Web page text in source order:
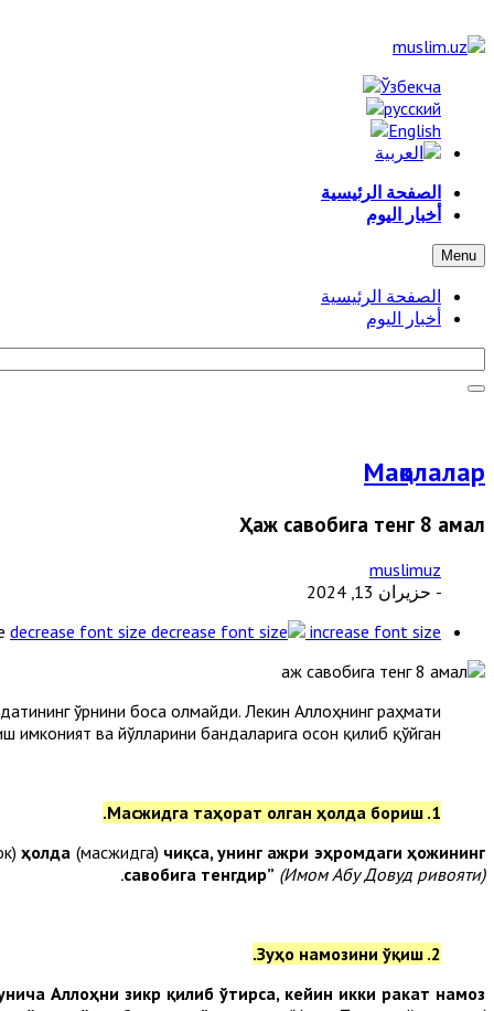
الصفحة الرئيسية
أخبار اليوم
Menu
الصفحة الرئيسية
أخبار اليوم
Мақолалар
Ҳаж савобига тенг 8 амал
muslimuz
- حزيران 13, 2024
decrease font size increase font size
ўрнини боса олмайди. Лекин Аллоҳнинг раҳмати
имконият ва йўлларини бандаларига осон қилиб қўйган.
1. Масжидга таҳорат олган ҳолда бориш.
ҳолда (масжидга) чиқса, унинг ажри эҳромдаги ҳожининг
савобига тенгдир” (Имом Абу Довуд ривояти).
2. Зуҳо намозини ўқиш.
Аллоҳни зикр қилиб ўтирса, кейин икки ракат намоз